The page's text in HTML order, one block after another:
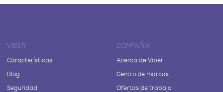
VIBER
Características
Blog
Seguridad
COMPAÑÍA
Acerca de Viber
Centro de marcas
Ofertas de trabajo